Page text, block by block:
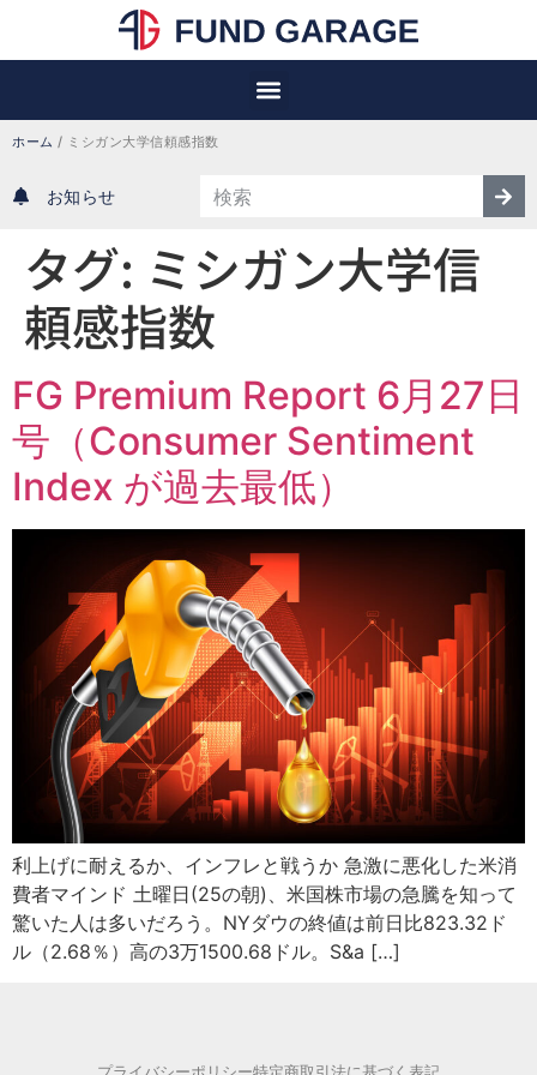
ホーム / ミシガン大学信頼感指数
お知らせ
タグ: ミシガン大学信
頼感指数
FG Premium Report 6月27日
号（Consumer Sentiment
Index が過去最低）
利上げに耐えるか、インフレと戦うか 急激に悪化した米消
費者マインド 土曜日(25の朝)、米国株市場の急騰を知って
驚いた人は多いだろう。NYダウの終値は前日比823.32ド
ル（2.68％）高の3万1500.68ドル。S&a […]